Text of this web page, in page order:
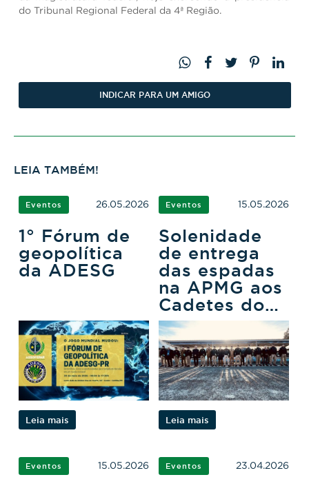
do Tribunal Regional Federal da 4ª Região.
INDICAR PARA UM AMIGO
LEIA TAMBÉM!
Eventos 26.05.2026
1° Fórum de
geopolítica
da ADESG
Leia mais
Eventos 15.05.2026
Solenidade
de entrega
das espadas
na APMG aos
Cadetes do
3ºCFO
Leia mais
Eventos 15.05.2026 Eventos 23.04.2026